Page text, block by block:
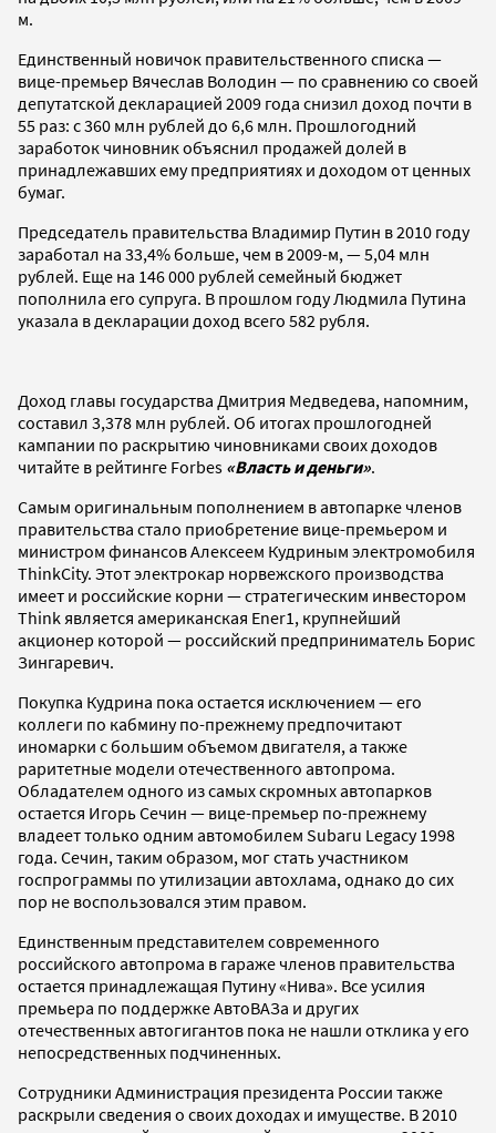
м.
Единственный новичок правительственного списка —
вице-премьер Вячеслав Володин — по сравнению со своей
депутатской декларацией 2009 года снизил доход почти в
55 раз: с 360 млн рублей до 6,6 млн. Прошлогодний
заработок чиновник объяснил продажей долей в
принадлежавших ему предприятиях и доходом от ценных
бумаг.
Председатель правительства Владимир Путин в 2010 году
заработал на 33,4% больше, чем в 2009-м, — 5,04 млн
рублей. Еще на 146 000 рублей семейный бюджет
пополнила его супруга. В прошлом году Людмила Путина
указала в декларации доход всего 582 рубля.
Доход главы государства Дмитрия Медведева, напомним,
составил 3,378 млн рублей. Об итогах прошлогодней
кампании по раскрытию чиновниками своих доходов
читайте в рейтинге Forbes «Власть и деньги».
Самым оригинальным пополнением в автопарке членов
правительства стало приобретение вице-премьером и
министром финансов Алексеем Кудриным электромобиля
ThinkCity. Этот электрокар норвежского производства
имеет и российские корни — стратегическим инвестором
Think является американская Ener1, крупнейший
акционер которой — российский предприниматель Борис
Зингаревич.
Покупка Кудрина пока остается исключением — его
коллеги по кабмину по-прежнему предпочитают
иномарки с большим объемом двигателя, а также
раритетные модели отечественного автопрома.
Обладателем одного из самых скромных автопарков
остается Игорь Сечин — вице-премьер по-прежнему
владеет только одним автомобилем Subaru Legacy 1998
года. Сечин, таким образом, мог стать участником
госпрограммы по утилизации автохлама, однако до сих
пор не воспользовался этим правом.
Единственным представителем современного
российского автопрома в гараже членов правительства
остается принадлежащая Путину «Нива». Все усилия
премьера по поддержке АвтоВАЗа и других
отечественных автогигантов пока не нашли отклика у его
непосредственных подчиненных.
Сотрудники Администрация президента России также
раскрыли сведения о своих доходах и имуществе. В 2010